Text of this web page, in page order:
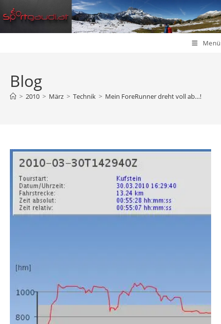
Zum
Inhalt
Menü
Blog
> 2010 > März > Technik > Mein ForeRunner dreht voll ab…!